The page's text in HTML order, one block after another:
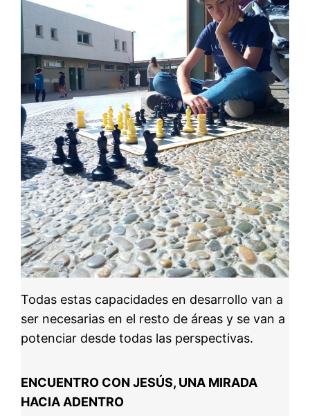
Todas estas capacidades en desarrollo van a
ser necesarias en el resto de áreas y se van a
potenciar desde todas las perspectivas.
ENCUENTRO CON JESÚS, UNA MIRADA
HACIA ADENTRO